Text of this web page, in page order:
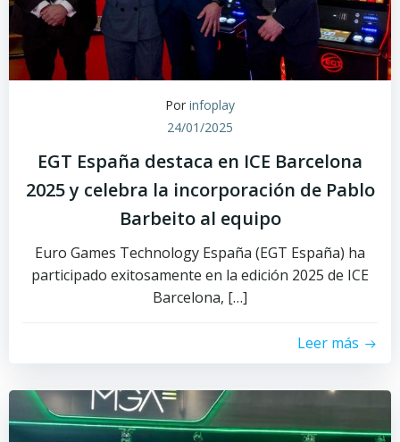
Por infoplay
24/01/2025
EGT España destaca en ICE Barcelona
2025 y celebra la incorporación de Pablo
Barbeito al equipo
Euro Games Technology España (EGT España) ha
participado exitosamente en la edición 2025 de ICE
Barcelona, […]
Leer más